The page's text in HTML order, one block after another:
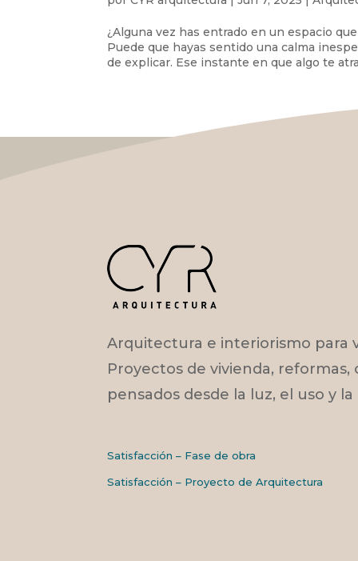
¿Alguna vez has entrado en un espacio
Puede que hayas sentido una calma
de explicar. Ese instante en que algo te
Arquitectura e interiorismo para
Proyectos de vivienda,
pensados desde la luz, el uso y
Satisfacción – Fase de obra
Satisfacción – Proyecto de Arquitectura